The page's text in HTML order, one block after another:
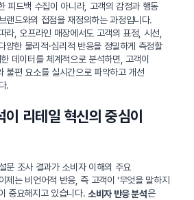
피드백 수집이 아니라, 고객의 감정과 행동
랜드와의 접점을 재정의하는 과정입니다.
라, 오프라인 매장에서도 고객의 표정, 시선,
양한 물리적·심리적 반응을 정밀하게 측정할
데이터를 체계적으로 분석하면, 고객이
불편 요소를 실시간으로 파악하고 개선
.
이 리테일 혁신의 중심이
문 조사 결과가 소비자 이해의 주요
제는 비언어적 반응, 즉 고객이 ‘무엇을 말하지
중요해지고 있습니다. 소비자 반응 분석은